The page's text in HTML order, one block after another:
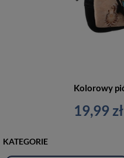
19,99 zł
KATEGORIE